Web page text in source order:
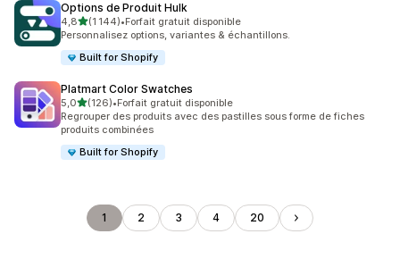
Options de Produit Hulk
4,8étoile(s) sur 5
(1 144)
1144 avis au total
•Forfait gratuit disponible
Personnalisez options, variantes & échantillons.
Built for Shopify
Platmart Color Swatches
5,0étoile(s) sur 5
(126)
126 avis au total
•Forfait gratuit disponible
Regrouper des produits avec des pastilles sous forme de fiches
produits combinées
Built for Shopify
1 2 3 4 20